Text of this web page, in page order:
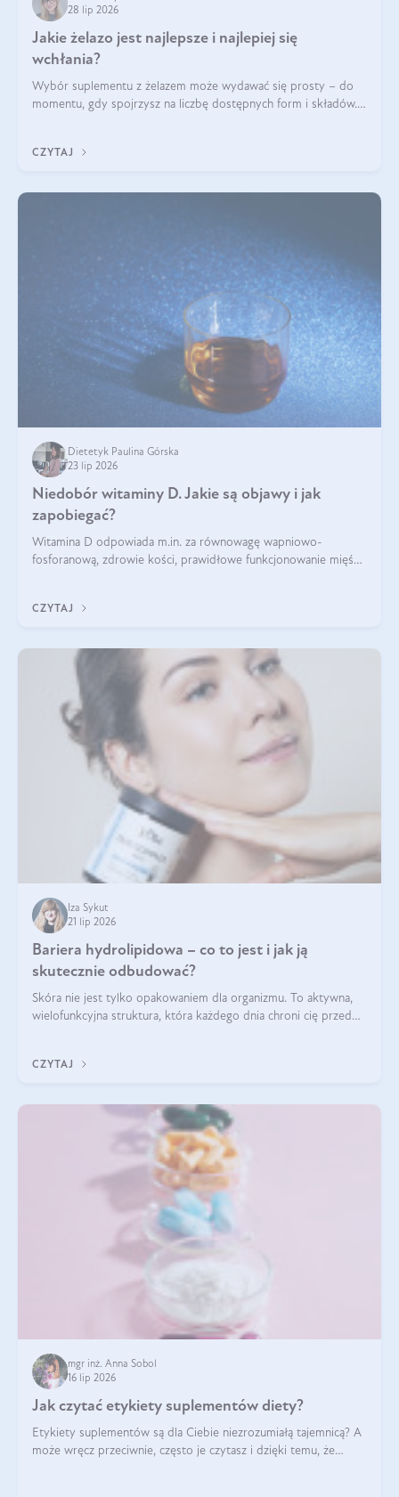
28 lip 2026
Jakie żelazo jest najlepsze i najlepiej się
wchłania?
Wybór suplementu z żelazem może wydawać się prosty – do
momentu, gdy spojrzysz na liczbę dostępnych form i składów.
zawierać suplement?
CZYTAJ
Dietetyk Paulina Górska
23 lip 2026
Niedobór witaminy D. Jakie są objawy i jak
zapobiegać?
Witamina D odpowiada m.in. za równowagę wapniowo-
fosforanową, zdrowie kości, prawidłowe funkcjonowanie mięśni
problemem.
CZYTAJ
Iza Sykut
21 lip 2026
Bariera hydrolipidowa – co to jest i jak ją
skutecznie odbudować?
Skóra nie jest tylko opakowaniem dla organizmu. To aktywna,
wielofunkcyjna struktura, która każdego dnia chroni cię przed
bariera hydrolipidowa.
CZYTAJ
mgr inż. Anna Sobol
16 lip 2026
Jak czytać etykiety suplementów diety?
Etykiety suplementów są dla Ciebie niezrozumiałą tajemnicą? A
może wręcz przeciwnie, często je czytasz i dzięki temu, że